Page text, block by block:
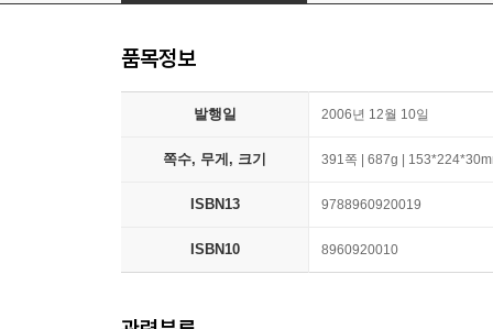
품목정보
발행일 2006년 12월 10일
쪽수, 무게, 크기 391쪽 | 687g |
ISBN13 9788960920019
ISBN10 8960920010